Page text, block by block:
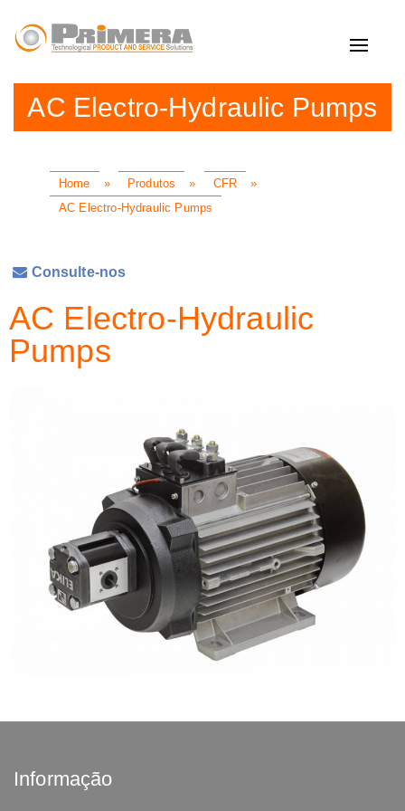
Toggle
AC Electro-Hydraulic Pumps
Home » Produtos » CFR
»
AC Electro-Hydraulic Pumps
Consulte-nos
AC Electro-Hydraulic
Pumps
Informação